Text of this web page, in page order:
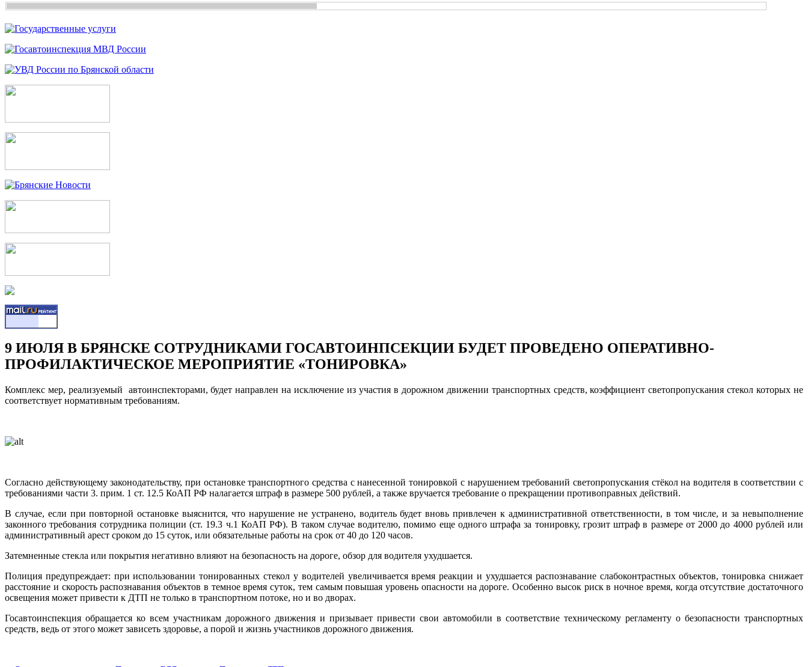
9 ИЮЛЯ В БРЯНСКЕ СОТРУДНИКАМИ ГОСАВТОИНПСЕКЦИИ БУДЕТ ПРОВЕДЕНО ОПЕРАТИВНО-
ПРОФИЛАКТИЧЕСКОЕ МЕРОПРИЯТИЕ «ТОНИРОВКА»
Комплекс мер, реализуемый автоинспекторами, будет направлен на исключение из участия в дорожном движении транспортных средств, коэффициент светопропускания стекол которых не
соответствует нормативным требованиям.
Согласно действующему законодательству, при остановке транспортного средства с нанесенной тонировкой с нарушением требований светопропускания стёкол на водителя в соответствии с
требованиями части 3. прим. 1 ст. 12.5 КоАП РФ налагается штраф в размере 500 рублей, а также вручается требование о прекращении противоправных действий.
В случае, если при повторной остановке выяснится, что нарушение не устранено, водитель будет вновь привлечен к административной ответственности, в том числе, и за невыполнение
законного требования сотрудника полиции (ст. 19.3 ч.1 КоАП РФ). В таком случае водителю, помимо еще одного штрафа за тонировку, грозит штраф в размере от 2000 до 4000 рублей или
административный арест сроком до 15 суток, или обязательные работы на срок от 40 до 120 часов.
Затемненные стекла или покрытия негативно влияют на безопасность на дороге, обзор для водителя ухудшается.
Полиция предупреждает: при использовании тонированных стекол у водителей увеличивается время реакции и ухудшается распознавание слабоконтрастных объектов, тонировка снижает
расстояние и скорость распознавания объектов в темное время суток, тем самым повышая уровень опасности на дороге. Особенно высок риск в ночное время, когда отсутствие достаточного
освещения может привести к ДТП не только в транспортном потоке, но и во дворах.
Госавтоинспекция обращается ко всем участникам дорожного движения и призывает привести свои автомобили в соответствие техническому регламенту о безопасности транспортных
средств, ведь от этого может зависеть здоровье, а порой и жизнь участников дорожного движения.